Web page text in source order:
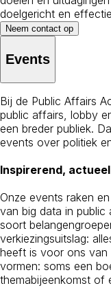
doelgericht en
Neem contact op
Events
Bij de Public Affairs
public affairs, lobby
een breder publiek.
events over politiek
Inspirerend,
Onze events raken
van big data in
soort
verkiezingsuitslag:
heeft is voor ons van
vormen: soms een
themabijeenkomst of